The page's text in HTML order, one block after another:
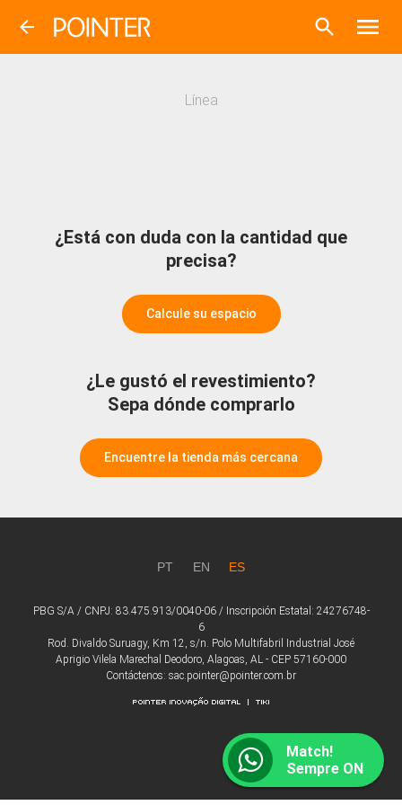
Línea
¿Está con duda con la cantidad que
precisa?
Calcule su espacio
¿Le gustó el revestimiento?
Sepa dónde comprarlo
Encuentre la tienda más cercana
PT EN ES
PBG S/A / CNPJ: 83.475.913/0040-06 / Inscripción Estatal: 24276748-
6
Rod. Divaldo Suruagy, Km 12, s/n. Polo Multifabril Industrial José
Aprigio Vilela Marechal Deodoro, Alagoas, AL - CEP 57160-000
Contáctenos: sac.pointer@pointer.com.br
Match!
Sempre ON